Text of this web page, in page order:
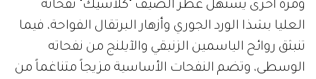
ومرة أخرى يستهل عطر الصيف "كلاسيك" نفحاته
العليا بشذا الورد الجوري وأزهار البرتقال الفواحة، فيما
تنبثق روائح الياسمين الزنبقي والآيلنج من نفحاته
الوسطى، وتضم النفحات الأساسية مزيجاً متناغماً من